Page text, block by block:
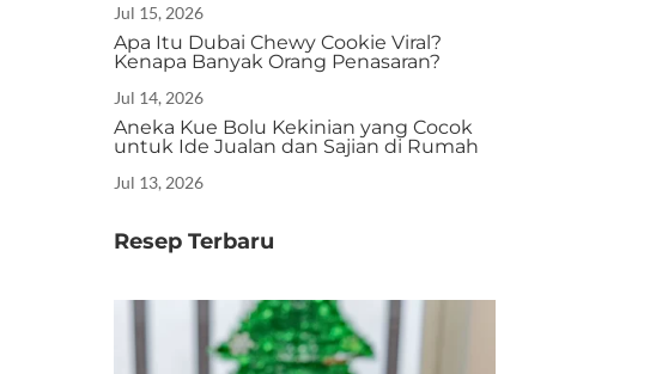
Jul 15, 2026
Apa Itu Dubai Chewy Cookie Viral?
Kenapa Banyak Orang Penasaran?
Jul 14, 2026
Aneka Kue Bolu Kekinian yang Cocok
untuk Ide Jualan dan Sajian di Rumah
Jul 13, 2026
Resep Terbaru